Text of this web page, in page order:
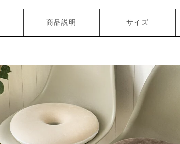
商品説明 サイズ